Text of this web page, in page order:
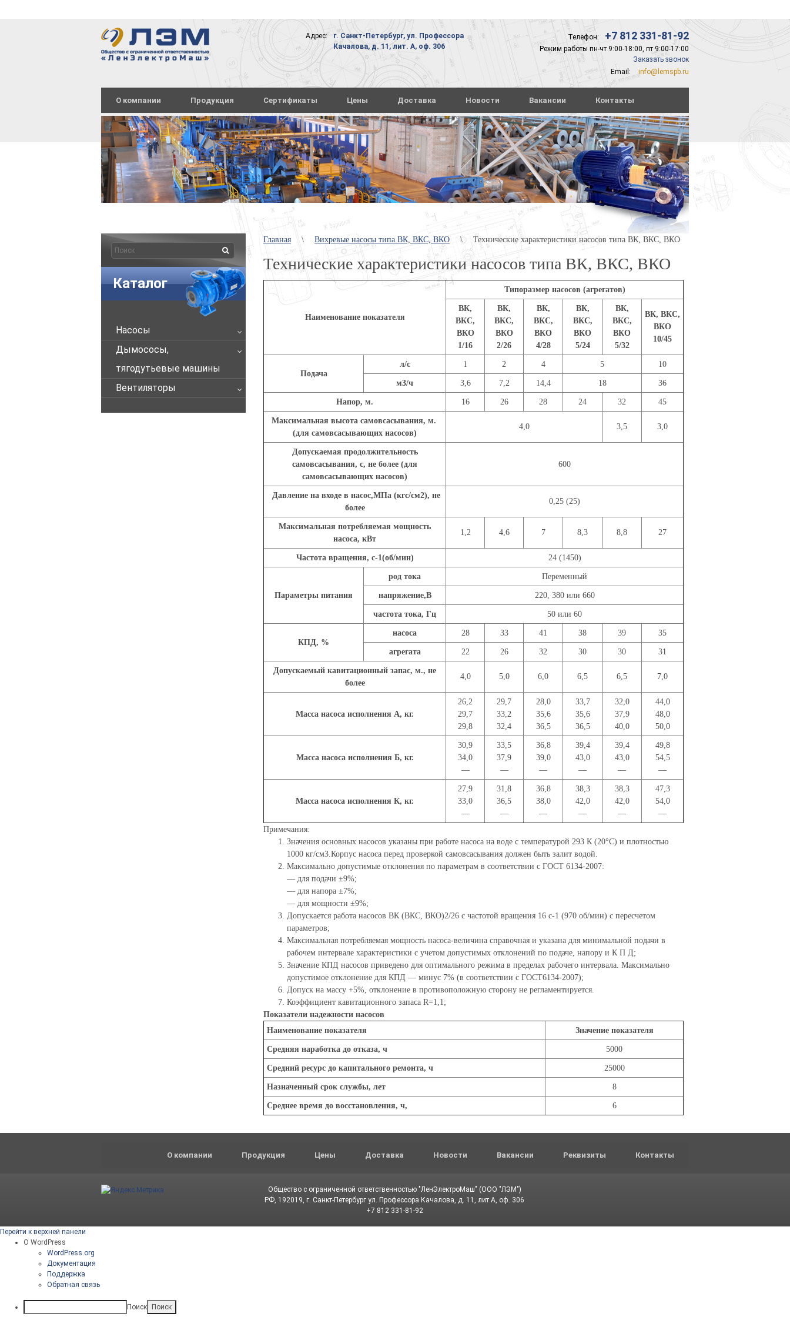
Адрес:
г. Санкт-Петербург, ул. Профессора
Качалова, д. 11, лит. А, оф. 306
Телефон: +7 812 331-81-92
Режим работы пн-чт 9:00-18:00, пт 9:00-17:00
Заказать звонок
Email:
info@lemspb.ru
О компании Продукция Сертификаты Цены Доставка Новости Вакансии Контакты
Каталог
Насосы
Дымососы,
тягодутьевые машины
Вентиляторы
Главная \ Вихревые насосы типа ВК, ВКС, ВКО \ Технические характеристики насосов типа ВК, ВКС, ВКО
Технические характеристики насосов типа ВК, ВКС, ВКО
Наименование показателя
Типоразмер насосов (агрегатов)
ВК,
ВКС,
ВКО
1/16
ВК,
ВКС,
ВКО
2/26
ВК,
ВКС,
ВКО
4/28
ВК,
ВКС,
ВКО
5/24
ВК,
ВКС,
ВКО
5/32
ВК, ВКС,
ВКО
10/45
Подача
л/с 1 2 4 5 10
м3/ч 3,6 7,2 14,4 18 36
Напор, м. 16 26 28 24 32 45
Максимальная высота самовсасывания, м.
(для самовсасывающих насосов)
4,0 3,5 3,0
Допускаемая продолжительность
самовсасывания, с, не более (для
самовсасывающих насосов)
600
Давление на входе в насос,МПа (кгс/см2), не
более
0,25 (25)
Максимальная потребляемая мощность
насоса, кВт
1,2 4,6 7 8,3 8,8 27
Частота вращения, с-1(об/мин) 24 (1450)
Параметры питания
род тока Переменный
напряжение,В 220, 380 или 660
частота тока, Гц 50 или 60
КПД, %
насоса 28 33 41 38 39 35
агрегата 22 26 32 30 30 31
Допускаемый кавитационный запас, м., не
более
4,0 5,0 6,0 6,5 6,5 7,0
Масса насоса исполнения А, кг.
26,2
29,7
29,8
29,7
33,2
32,4
28,0
35,6
36,5
33,7
35,6
36,5
32,0
37,9
40,0
44,0
48,0
50,0
Масса насоса исполнения Б, кг.
30,9
34,0
—
33,5
37,9
—
36,8
39,0
—
39,4
43,0
—
39,4
43,0
—
49,8
54,5
—
Масса насоса исполнения К, кг.
27,9
33,0
—
31,8
36,5
—
36,8
38,0
—
38,3
42,0
—
38,3
42,0
—
47,3
54,0
—
Примечания:
Значения основных насосов указаны при работе насоса на воде с температурой 293 К (20°С) и плотностью
1000 кг/см3.Корпус насоса перед проверкой самовсасывания должен быть залит водой.
Максимально допустимые отклонения по параметрам в соответствии с ГОСТ 6134-2007:
— для подачи ±9%;
— для напора ±7%;
— для мощности ±9%;
Допускается работа насосов ВК (ВКС, ВКО)2/26 с частотой вращения 16 с-1 (970 об/мин) с пересчетом
параметров;
Максимальная потребляемая мощность насоса-величина справочная и указана для минимальной подачи в
рабочем интервале характеристики с учетом допустимых отклонений по подаче, напору и К П Д;
Значение КПД насосов приведено для оптимального режима в пределах рабочего интервала. Максимально
допустимое отклонение для КПД — минус 7% (в соответствии с ГОСТ6134-2007);
Допуск на массу +5%, отклонение в противоположную сторону не регламентируется.
Коэффициент кавитационного запаса R=1,1;
Показатели надежности насосов
Наименование показателя
Значение показателя
Средняя наработка до отказа, ч 5000
Средний ресурс до капитального ремонта, ч 25000
Назначенный срок службы, лет 8
Среднее время до восстановления, ч, 6
О компании Продукция Цены Доставка Новости Вакансии Реквизиты Контакты
Общество с ограниченной ответственностью "ЛенЭлектроМаш" (ООО "ЛЭМ")
РФ, 192019, г. Санкт-Петербург ул. Профессора Качалова, д. 11, лит.А, оф. 306
+7 812 331-81-92
Перейти к верхней панели
О WordPress
WordPress.org
Документация
Поддержка
Обратная связь
Поиск